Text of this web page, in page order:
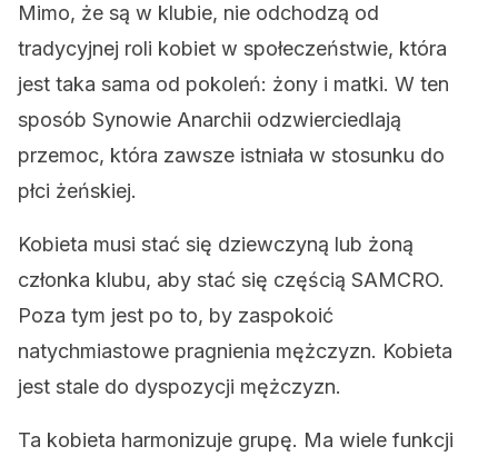
Mimo, że są w klubie, nie odchodzą od
tradycyjnej roli kobiet w społeczeństwie, która
jest taka sama od pokoleń: żony i matki. W ten
sposób Synowie Anarchii odzwierciedlają
przemoc, która zawsze istniała w stosunku do
płci żeńskiej.
Kobieta musi stać się dziewczyną lub żoną
członka klubu, aby stać się częścią SAMCRO.
Poza tym jest po to, by zaspokoić
natychmiastowe pragnienia mężczyzn. Kobieta
jest stale do dyspozycji mężczyzn.
Ta kobieta harmonizuje grupę. Ma wiele funkcji